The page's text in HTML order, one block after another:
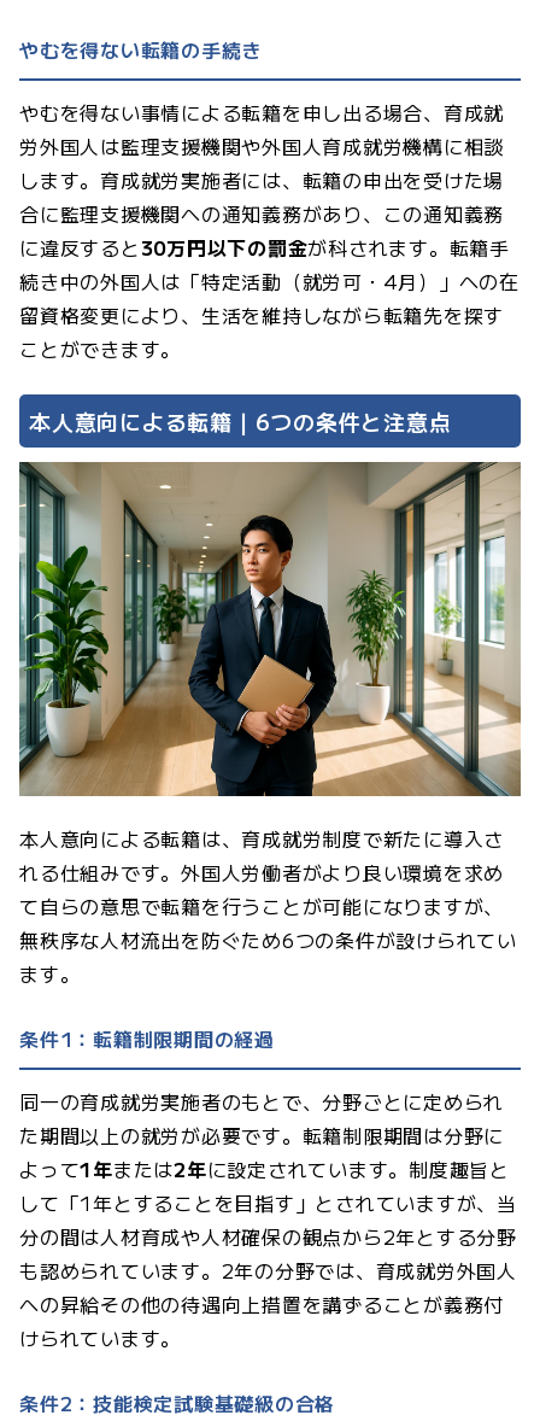
やむを得ない転籍の手続き
やむを得ない事情による転籍を申し出る場合、育成就
労外国人は監理支援機関や外国人育成就労機構に相談
します。育成就労実施者には、転籍の申出を受けた場
合に監理支援機関への通知義務があり、この通知義務
に違反すると30万円以下の罰金が科されます。転籍手
続き中の外国人は「特定活動（就労可・4月）」への在
留資格変更により、生活を維持しながら転籍先を探す
ことができます。
本人意向による転籍｜6つの条件と注意点
本人意向による転籍は、育成就労制度で新たに導入さ
れる仕組みです。外国人労働者がより良い環境を求め
て自らの意思で転籍を行うことが可能になりますが、
無秩序な人材流出を防ぐため6つの条件が設けられてい
ます。
条件1：転籍制限期間の経過
同一の育成就労実施者のもとで、分野ごとに定められ
た期間以上の就労が必要です。転籍制限期間は分野に
よって1年または2年に設定されています。制度趣旨と
して「1年とすることを目指す」とされていますが、当
分の間は人材育成や人材確保の観点から2年とする分野
も認められています。2年の分野では、育成就労外国人
への昇給その他の待遇向上措置を講ずることが義務付
けられています。
条件2：技能検定試験基礎級の合格